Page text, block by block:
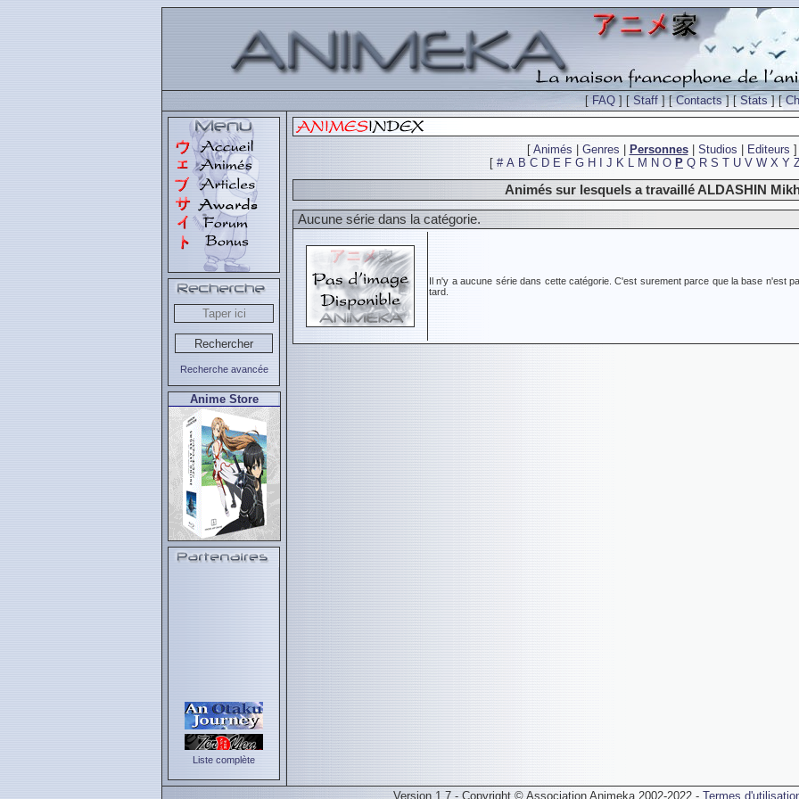
[FAQ ] [Staff ] [Contacts] [Stats] [
Recherche avancée
Anime Store
Liste complète
[ Animés Genres Personnes| Studios Editeurs ]
[ # A B C D E F G H J K L M N O P Q R S T U V W X Y
Animés sur lesquels a travaillé ALDASHIN
Aucune série dans la catégorie.
Il n'y a aucune série dans cette catégorie. C'est surement parce que la base n'est
tard.
Version 1.7 - Copyright © Association Animeka 2002-2022 - Termes